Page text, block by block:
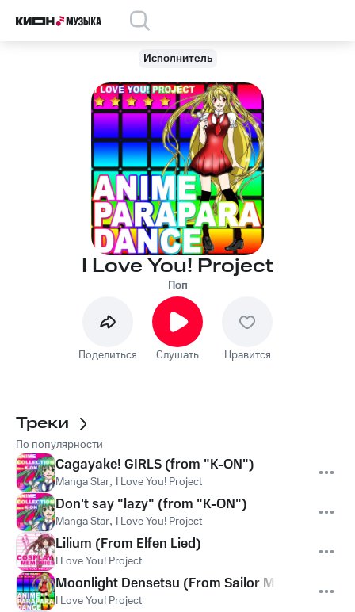
Исполнитель
I Love You! Project
Поп
Поделиться Слушать Нравится
Треки
По популярности
Cagayake! GIRLS (from "K-ON")
Manga Star, I Love You! Project
Don't say "lazy" (from "K-ON")
Manga Star, I Love You! Project
Lilium (From Elfen Lied)
I Love You! Project
Moonlight Densetsu (From Sailor Moon)
I Love You! Project